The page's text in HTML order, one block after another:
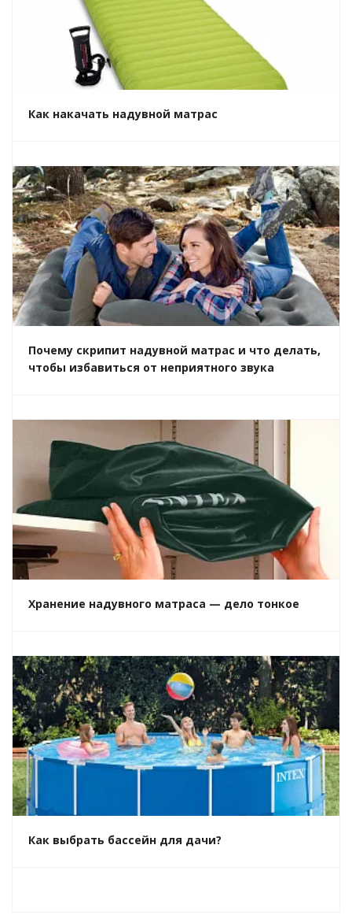
Как накачать надувной матрас
Почему скрипит надувной матрас и что делать,
чтобы избавиться от неприятного звука
Хранение надувного матраса — дело тонкое
Как выбрать бассейн для дачи?